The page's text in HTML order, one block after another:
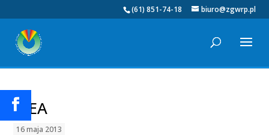
(61) 851-74-18 biuro@zgwrp.pl
INEA
16 maja 2013